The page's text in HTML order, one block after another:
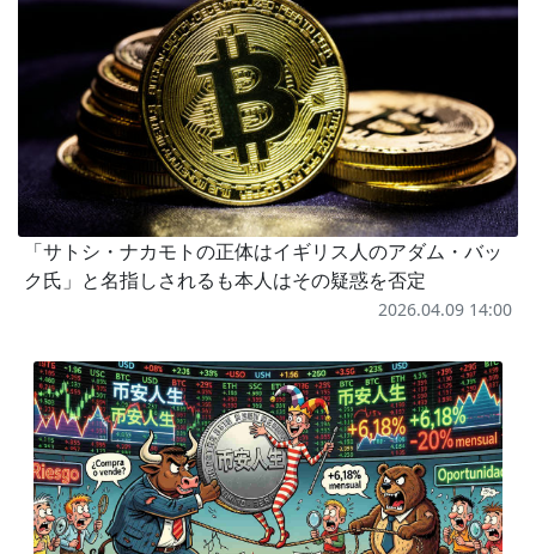
「サトシ・ナカモトの正体はイギリス人のアダム・バッ
ク氏」と名指しされるも本人はその疑惑を否定
2026.04.09 14:00